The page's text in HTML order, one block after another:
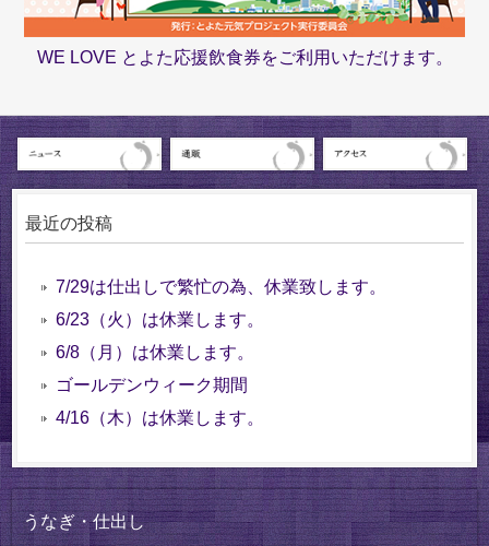
WE LOVE とよた応援飲食券をご利用いただけます。
最近の投稿
7/29は仕出しで繁忙の為、休業致します。
6/23（火）は休業します。
6/8（月）は休業します。
ゴールデンウィーク期間
4/16（木）は休業します。
うなぎ・仕出し